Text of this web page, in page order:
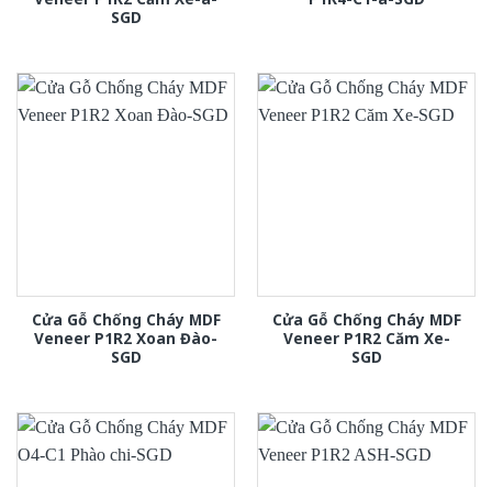
SGD
Cửa Gỗ Chống Cháy MDF
Veneer P1R2 Xoan Đào-
SGD
Cửa Gỗ Chống Cháy MDF
Veneer P1R2 Căm Xe-
SGD